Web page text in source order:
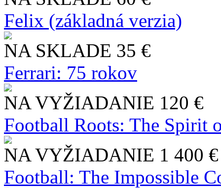
Felix (základná verzia)
NA SKLADE 35 €
Ferrari: 75 rokov
NA VYŽIADANIE 120 €
Football Roots: The Spirit
NA VYŽIADANIE 1 400 €
Football: The Impossible